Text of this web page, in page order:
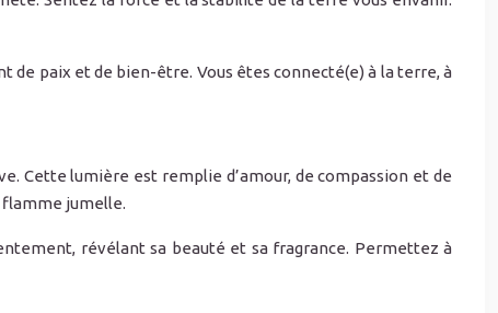
paix et de bien-être. Vous êtes connecté(e) à la terre, à
Cette lumière est remplie d’amour, de compassion et de
flamme jumelle.
révélant sa beauté et sa fragrance. Permettez à